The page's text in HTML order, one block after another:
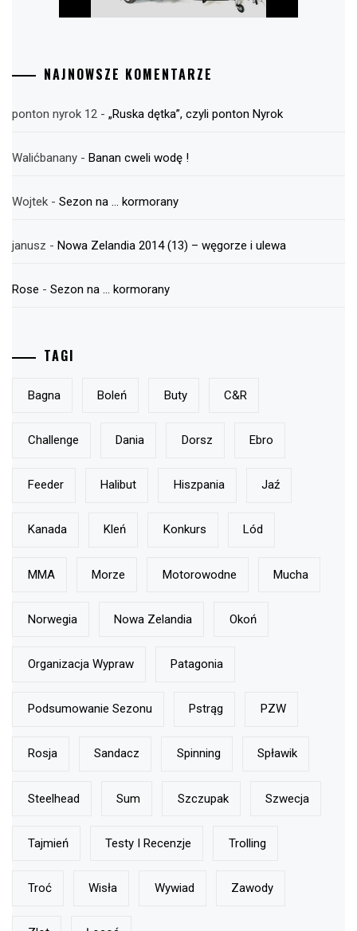
NAJNOWSZE KOMENTARZE
ponton nyrok 12 - „Ruska dętka”, czyli ponton Nyrok
Walićbanany - Banan cweli wodę !
Wojtek - Sezon na … kormorany
janusz - Nowa Zelandia 2014 (13) – węgorze i ulewa
Rose - Sezon na … kormorany
TAGI
Bagna Boleń Buty C&r
Challenge Dania Dorsz Ebro
Feeder Halibut Hiszpania Jaź
Kanada Kleń Konkurs Lód
MMA Morze Motorowodne Mucha
Norwegia Nowa Zelandia Okoń
Organizacja Wypraw Patagonia
Podsumowanie Sezonu Pstrąg PZW
Rosja Sandacz Spinning Spławik
Steelhead Sum Szczupak Szwecja
Tajmień Testy I Recenzje Trolling
Troć Wisła Wywiad Zawody